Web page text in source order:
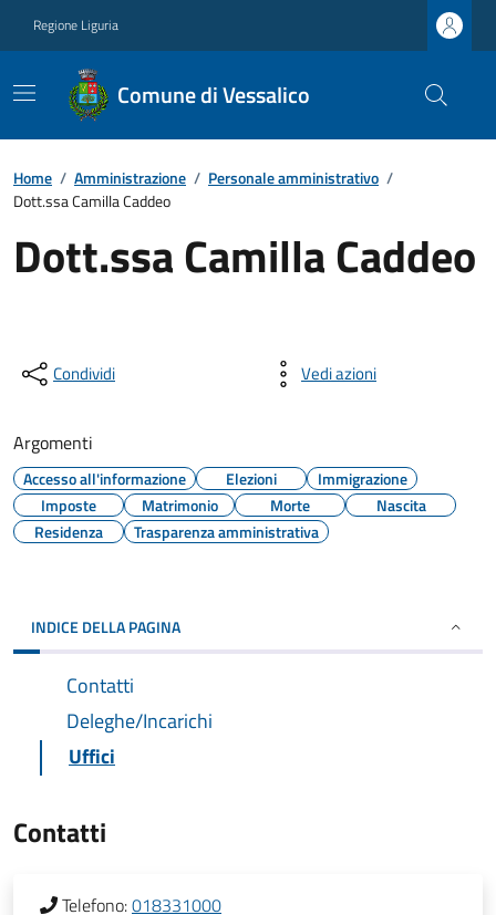
Regione Liguria
Comune di Vessalico
Home / Amministrazione / Personale amministrativo /
Dott.ssa Camilla Caddeo
Dott.ssa Camilla Caddeo
Condividi Vedi azioni
Argomenti
Accesso all'informazione Elezioni
Immigrazione
Imposte
Matrimonio Morte
Nascita
Residenza
Trasparenza amministrativa
INDICE DELLA PAGINA
Contatti
Deleghe/Incarichi
Uffici
Contatti
Telefono:018331000